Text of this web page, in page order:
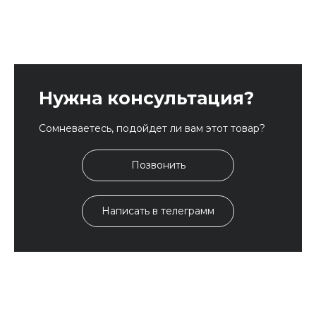
Нужна консультация?
Сомневаетесь, подойдет ли вам этот товар?
Позвонить
Написать в телеграмм